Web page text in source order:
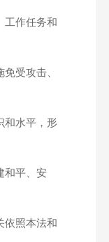
工作任务和
受攻击、
和水平，形
和平、安
依照本法和